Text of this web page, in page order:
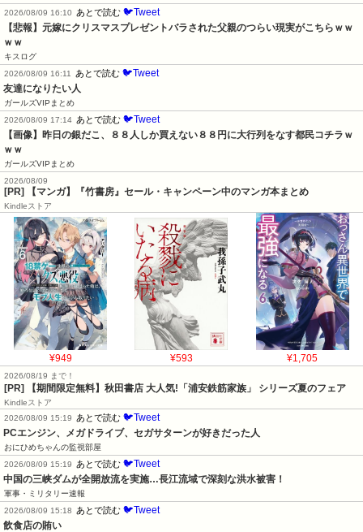
2026/08/09 16:10 あとで読む 🐦Tweet
【悲報】元嫁にクリスマスプレゼントバラされた父親のつらい現実がこちらｗｗ
ｗｗ
キスログ
2026/08/09 16:11
あとで読む 🐦Tweet
友達になりたい人
ガールズVIPまとめ
2026/08/09 17:14 あとで読む 🐦Tweet
【画像】昨日の銀だこ、８８人しか買えない８８円に大行列をなす都民コチラｗ
ｗｗ
ガールズVIPまとめ
2026/08/09
[PR] 【マンガ】『竹書房』セール・キャンペーン中のマンガ本まとめ
Kindleストア
¥949 ¥593 ¥1,705
2026/08/19 まで！
[PR] 【期間限定無料】秋田書店 大人気!「浦安鉄筋家族」 シリーズ夏のフェア
Kindleストア
2026/08/09 15:19
あとで読む 🐦Tweet
PCエンジン、メガドライブ、セガサターンが好きだった人
おにひめちゃんの監視部屋
2026/08/09 15:19
あとで読む 🐦Tweet
中国の三峡ダムが全開放流を実施…長江流域で深刻な洪水被害！
軍事・ミリタリー速報
2026/08/09 15:18
あとで読む 🐦Tweet
飲食店の賄い